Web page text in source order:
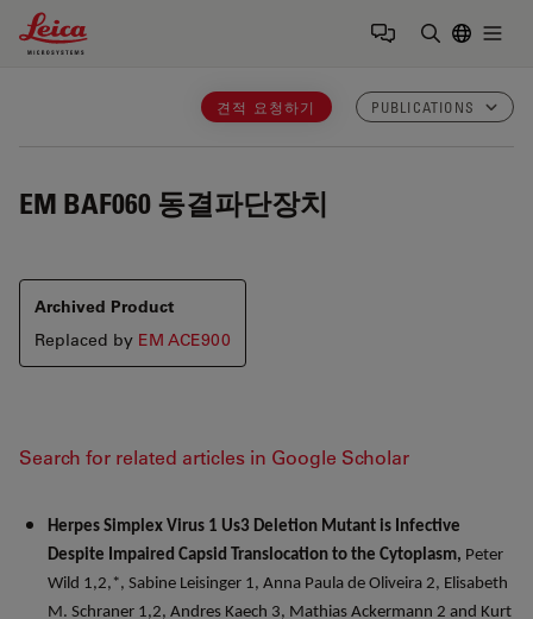
Leica Microsystems Logo
견적 요청하기 PUBLICATIONS
EM BAF060 동결파단장치
Archived Product
Replaced by EM ACE900
Search for related articles in Google Scholar
Herpes Simplex Virus 1 Us3 Deletion Mutant is Infective
Despite Impaired Capsid Translocation to the Cytoplasm, Peter
Wild 1,2,*, Sabine Leisinger 1, Anna Paula de Oliveira 2, Elisabeth
M. Schraner 1,2, Andres Kaech 3, Mathias Ackermann 2 and Kurt